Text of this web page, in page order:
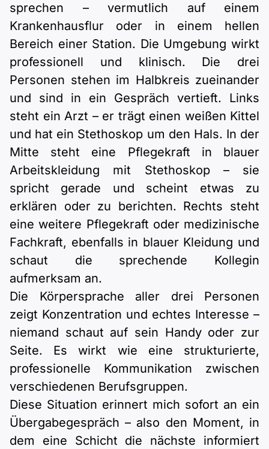
sprechen – vermutlich auf einem
Krankenhausflur oder in einem hellen
Bereich einer Station. Die Umgebung wirkt
professionell und klinisch. Die drei
Personen stehen im Halbkreis zueinander
und sind in ein Gespräch vertieft. Links
steht ein Arzt – er trägt einen weißen Kittel
und hat ein Stethoskop um den Hals. In der
Mitte steht eine Pflegekraft in blauer
Arbeitskleidung mit Stethoskop – sie
spricht gerade und scheint etwas zu
erklären oder zu berichten. Rechts steht
eine weitere Pflegekraft oder medizinische
Fachkraft, ebenfalls in blauer Kleidung und
schaut die sprechende Kollegin
aufmerksam an.
Die Körpersprache aller drei Personen
zeigt Konzentration und echtes Interesse –
niemand schaut auf sein Handy oder zur
Seite. Es wirkt wie eine strukturierte,
professionelle Kommunikation zwischen
verschiedenen Berufsgruppen.
Diese Situation erinnert mich sofort an ein
Übergabegespräch – also den Moment, in
dem eine Schicht die nächste informiert